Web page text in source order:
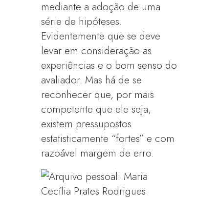
mediante a adoção de uma
série de hipóteses.
Evidentemente que se deve
levar em consideração as
experiências e o bom senso do
avaliador. Mas há de se
reconhecer que, por mais
competente que ele seja,
existem pressupostos
estatisticamente “fortes” e com
razoável margem de erro.